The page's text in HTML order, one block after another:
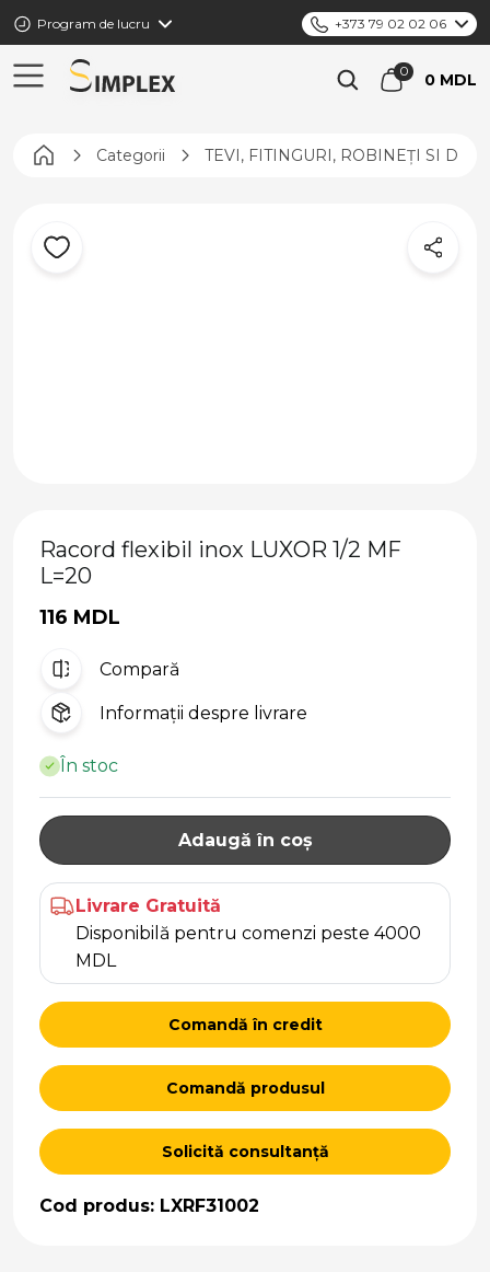
Program de lucru +373 79 02 02 06
0 MDL
Pagina principală
Categorii TEVI, FITINGURI, ROBINEȚI SI
Racord flexibil inox LUXOR 1/2 MF
L=20
116 MDL
Compară
Informații despre livrare
În stoc
Adaugă în coș
Livrare Gratuită
Disponibilă pentru comenzi peste 4000
MDL
Comandă în credit
Comandă produsul
Solicită consultanță
Cod produs: LXRF31002